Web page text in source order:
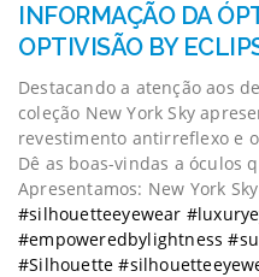
INFORMAÇÃO DA
OPTIVISÃO BY
Destacando a atenção aos
coleção New York Sky
revestimento antirreflexo e
Dê as boas-vindas a óculos
Apresentamos: New York
#silhouetteeyewear
#empoweredbylightness
#Silhouette